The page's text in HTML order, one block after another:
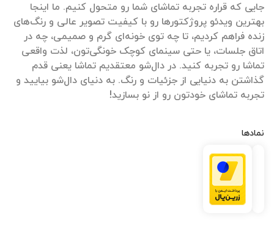
جایی که قراره تجربه تماشای شما رو متحول کنیم. ما اینجا
بهترین ویدئو پروژکتورها رو با کیفیت تصویر عالی و رنگ‌های
زنده فراهم کردیم، تا چه توی خونه‌ای گرم و صمیمی، چه در
اتاق جلسات، یا حتی سینمای کوچک خونگی‌تون، لذت واقعی
تماشا رو تجربه کنید. در دال‌شو معتقدیم تماشا یعنی قدم
گذاشتن به دنیایی از جزئیات و رنگ. به دنیای دال‌شو بیایید و
تجربه تماشای خودتون رو از نو بسازید!
نمادها